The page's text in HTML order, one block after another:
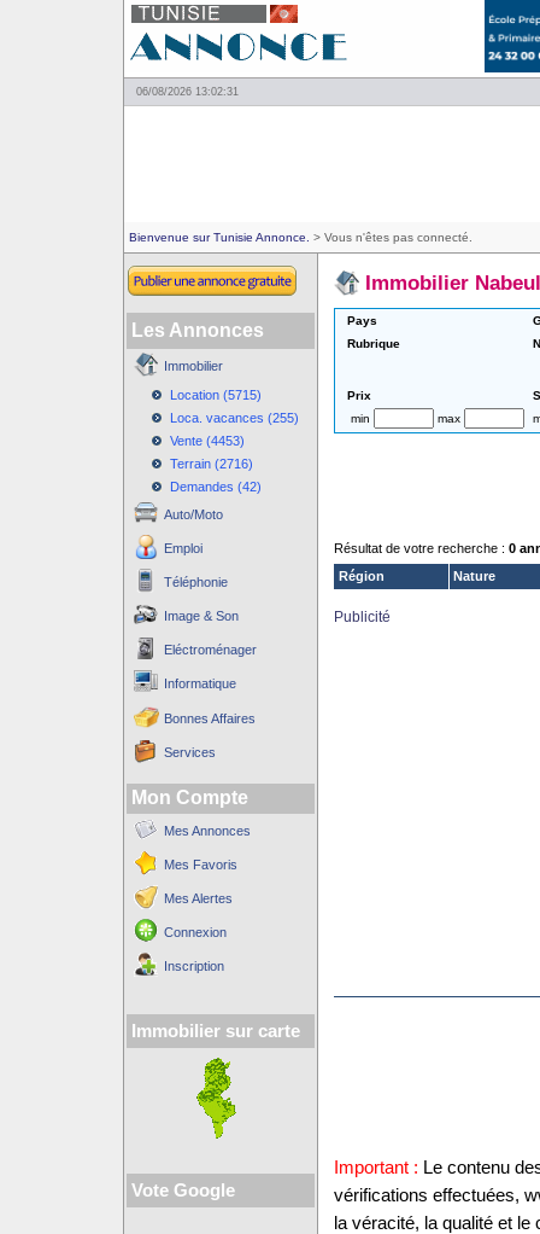
06/08/2026 13:02:31
Bienvenue sur Tunisie Annonce. > Vous n'êtes pas connecté.
Les Annonces
Immobilier
Location (5715)
Loca. vacances (255)
Vente (4453)
Terrain (2716)
Demandes (42)
Auto/Moto
Emploi
Téléphonie
Image & Son
Eléctroménager
Informatique
Bonnes Affaires
Services
Mon Compte
Mes Annonces
Mes Favoris
Mes Alertes
Connexion
Inscription
Immobilier sur carte
Vote Google
Immobilier Nabeul
Pays
Rubrique
Prix
min
max
Résultat de votre recherche : 0
Région
Nature
Publicité
Important : Le contenu
vérifications effectuées,
la véracité, la qualité et